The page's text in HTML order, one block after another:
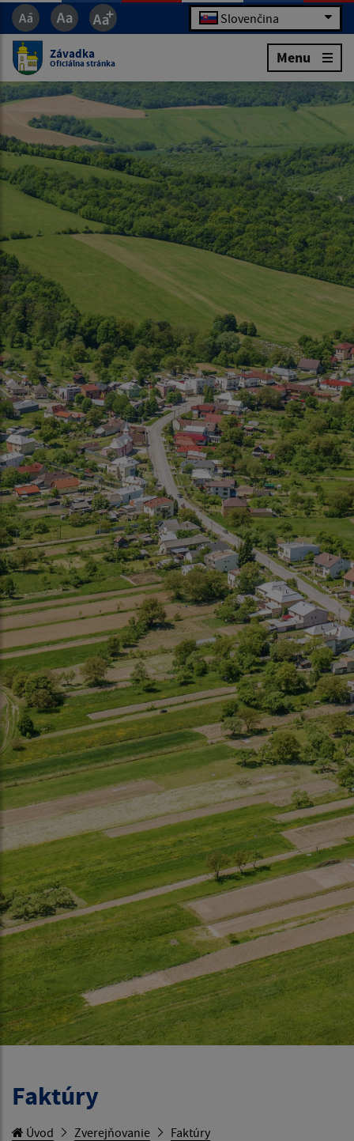
Slovenčina
Závadka
Oficiálna stránka Menu
Faktúry
Úvod Zverejňovanie Faktúry